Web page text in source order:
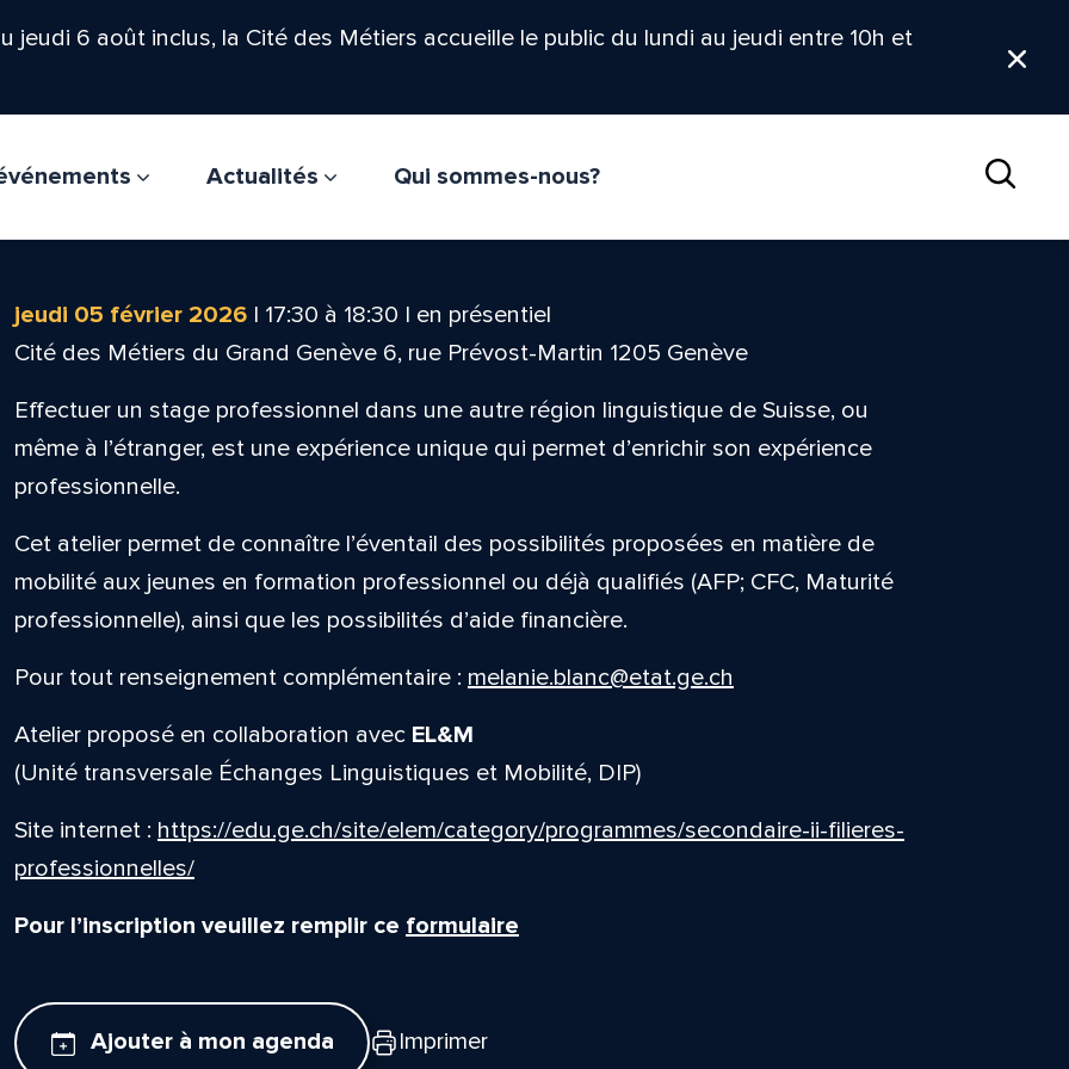
6 août inclus, la Cité des Métiers accueille le public du lundi au jeudi entre 10h et
Actualités
Qui sommes-nous?
jeudi 05 février 2026| 17:30 à 18:30 | en présentiel
Cité des Métiers du Grand Genève 6, rue Prévost-Martin 1205 Genève
Effectuer un stage professionnel dans une autre région linguistique de Suisse, ou
même à l’étranger, est une expérience unique qui permet d’enrichir son expérience
professionnelle.
Cet atelier permet de connaître l’éventail des possibilités proposées en matière de
mobilité aux jeunes en formation professionnel ou déjà qualifiés (AFP; CFC, Maturité
professionnelle), ainsi que les possibilités d’aide financière.
Pour tout renseignement complémentaire : melanie.blanc@etat.ge.ch
Atelier proposé en collaboration avec EL&M
(Unité transversale Échanges Linguistiques et Mobilité, DIP)
Site internet : https://edu.ge.ch/site/elem/category/programmes/secondaire-ii-filieres-
professionnelles/
Pour l’inscription veuillez remplir ce formulaire
Ajouter à mon agenda Imprimer